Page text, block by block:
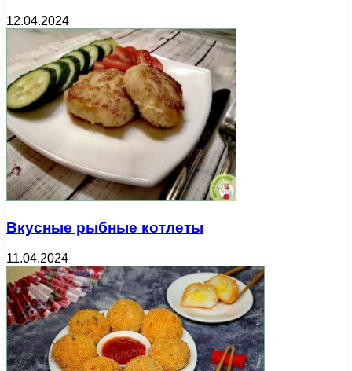
12.04.2024
Вкусные рыбные котлеты
11.04.2024